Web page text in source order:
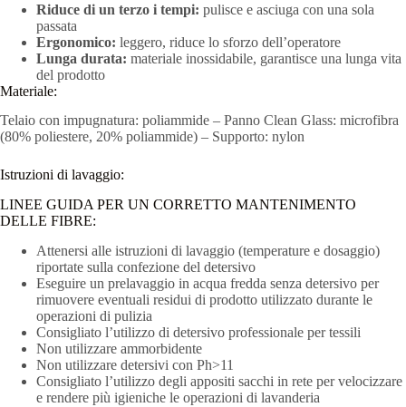
Riduce di un terzo i tempi: pulisce e asciuga con una sola
passata
Ergonomico: leggero, riduce lo sforzo dell’operatore
Lunga durata: materiale inossidabile, garantisce una lunga vita
del prodotto
Materiale:
Telaio con impugnatura: poliammide – Panno Clean Glass: microfibra
(80% poliestere, 20% poliammide) – Supporto: nylon
Istruzioni di lavaggio:
LINEE GUIDA PER UN CORRETTO MANTENIMENTO
DELLE FIBRE:
Attenersi alle istruzioni di lavaggio (temperature e dosaggio)
riportate sulla confezione del detersivo
Eseguire un prelavaggio in acqua fredda senza detersivo per
rimuovere eventuali residui di prodotto utilizzato durante le
operazioni di pulizia
Consigliato l’utilizzo di detersivo professionale per tessili
Non utilizzare ammorbidente
Non utilizzare detersivi con Ph>11
Consigliato l’utilizzo degli appositi sacchi in rete per velocizzare
e rendere più igieniche le operazioni di lavanderia